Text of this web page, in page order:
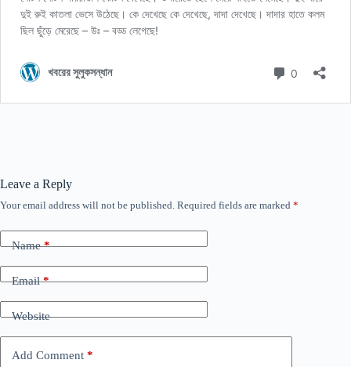
Leave a Reply
Your email address will not be published. Required fields are marked *
Name*
Email*
Website
Add Comment *